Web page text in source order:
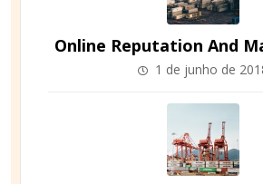
Online Reputation And
1 de junho de